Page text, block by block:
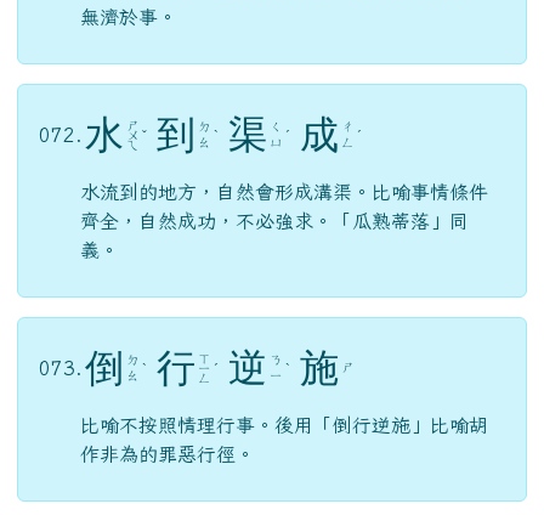
無濟於事。
072. 水 ㄕ
ㄨ
ㄟ
ˇ 到
ㄉ
ㄠ ˋ 渠 ㄑ
ㄩ ˊ 成 ㄔ
ㄥ
ˊ
水流到的地方，自然會形成溝渠。比喻事情條件
齊全，自然成功，不必強求。「瓜熟蒂落」同
義。
073. 倒
ㄉ
ㄠ ˋ 行 ㄒ
ㄧ
ㄥ
ˊ 逆 ㄋ
ㄧ ˋ 施 ㄕ
比喻不按照情理行事。後用「倒行逆施」比喻胡
作非為的罪惡行徑。